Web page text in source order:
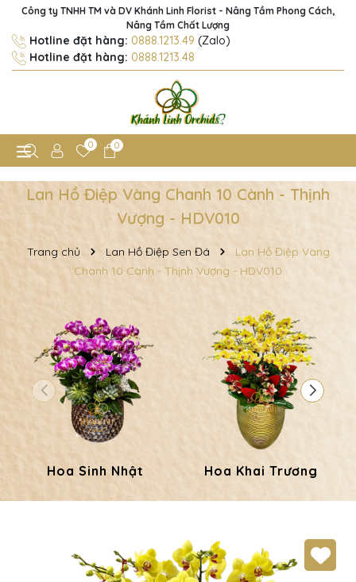
Công ty TNHH TM và DV Khánh Linh Florist - Nâng Tầm Phong Cách,
Nâng Tầm Chất Lượng
Hotline đặt hàng: 0888.1213.49 (Zalo)
Hotline đặt hàng: 0888.1213.48
0 0
Lan Hồ Điệp Vàng Chanh 10 Cành - Thịnh
Vượng - HDV010
Trang chủ Lan Hồ Điệp Sen Đá
Lan Hồ Điệp Vàng
Chanh 10 Cành - Thịnh Vượng - HDV010
Hoa Sinh Nhật Hoa Khai Trương